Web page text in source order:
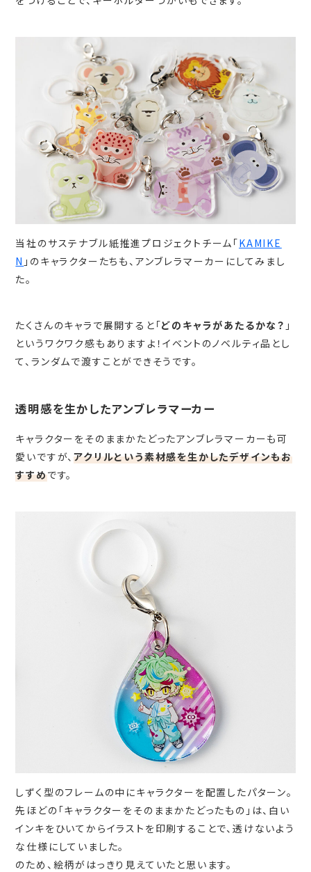
当社のサステナブル紙推進プロジェクトチーム「KAMIKE
N 」のキャラクターたちも、アンブレラマーカーにしてみまし
た。
たくさんのキャラで展開すると「どのキャラがあたるかな？ 」
というワクワク感もありますよ！イベントのノベルティ品とし
て、ランダムで渡すことができそうです。
透明感を生かしたアンブレラマーカー
キャラクターをそのままかたどったアンブレラマーカーも可
愛いですが、アクリルという素材感を生かしたデザインもお
すすめです。
しずく型のフレームの中にキャラクターを配置したパターン。
先ほどの「キャラクターをそのままかたどったもの」は、白い
インキをひいてからイラストを印刷することで、透けないよう
な仕様にしていました。
のため、絵柄がはっきり見えていたと思います。